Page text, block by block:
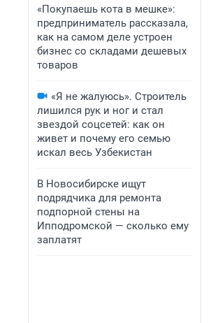
«Покупаешь кота в мешке»:
предприниматель рассказала,
как на самом деле устроен
бизнес со складами дешевых
товаров
«Я не жалуюсь». Строитель
лишился рук и ног и стал
звездой соцсетей: как он
живет и почему его семью
искал весь Узбекистан
В Новосибирске ищут
подрядчика для ремонта
подпорной стены на
Ипподромской — сколько ему
заплатят